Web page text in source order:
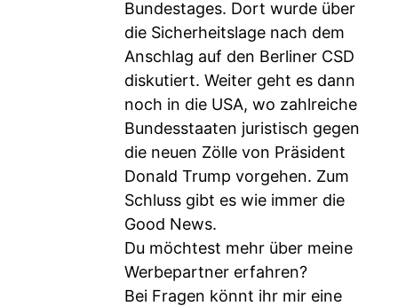
Bundestages. Dort wurde über
die Sicherheitslage nach dem
Anschlag auf den Berliner CSD
diskutiert. Weiter geht es dann
noch in die USA, wo zahlreiche
Bundesstaaten juristisch gegen
die neuen Zölle von Präsident
Donald Trump vorgehen. Zum
Schluss gibt es wie immer die
Good News.
Du möchtest mehr über meine
Werbepartner erfahren?
Bei Fragen könnt ihr mir eine